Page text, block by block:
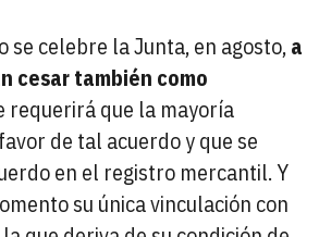
se celebre la Junta, en agosto,a
cesar también como
requerirá que la mayoría
de tal acuerdo y que se
en el registro mercantil. Y
su única vinculación con